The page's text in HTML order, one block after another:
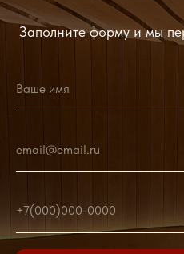
Заполните форму и мы
Ваше имя
email@email.ru
+7(000)000-0000